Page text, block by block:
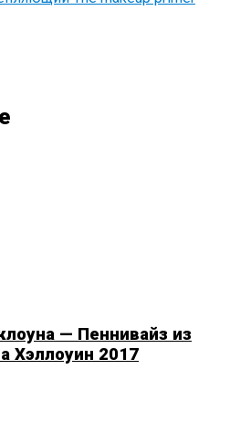
— Пеннивайз из
Хэллоуин 2017